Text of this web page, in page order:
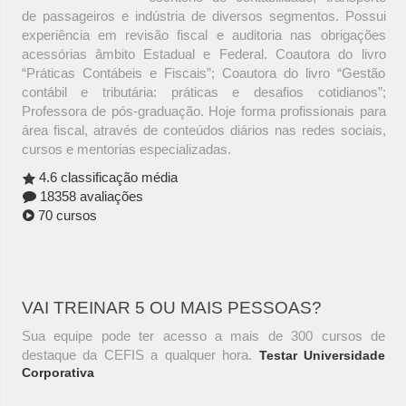
de passageiros e indústria de diversos segmentos. Possui
experiência em revisão fiscal e auditoria nas obrigações
acessórias âmbito Estadual e Federal. Coautora do livro
“Práticas Contábeis e Fiscais”; Coautora do livro “Gestão
contábil e tributária: práticas e desafios cotidianos”;
Professora de pós-graduação. Hoje forma profissionais para
área fiscal, através de conteúdos diários nas redes sociais,
cursos e mentorias especializadas.
4.6 classificação média
18358 avaliações
70 cursos
VAI TREINAR 5 OU MAIS PESSOAS?
Sua equipe pode ter acesso a mais de 300 cursos de
destaque da CEFIS a qualquer hora. Testar Universidade
Corporativa